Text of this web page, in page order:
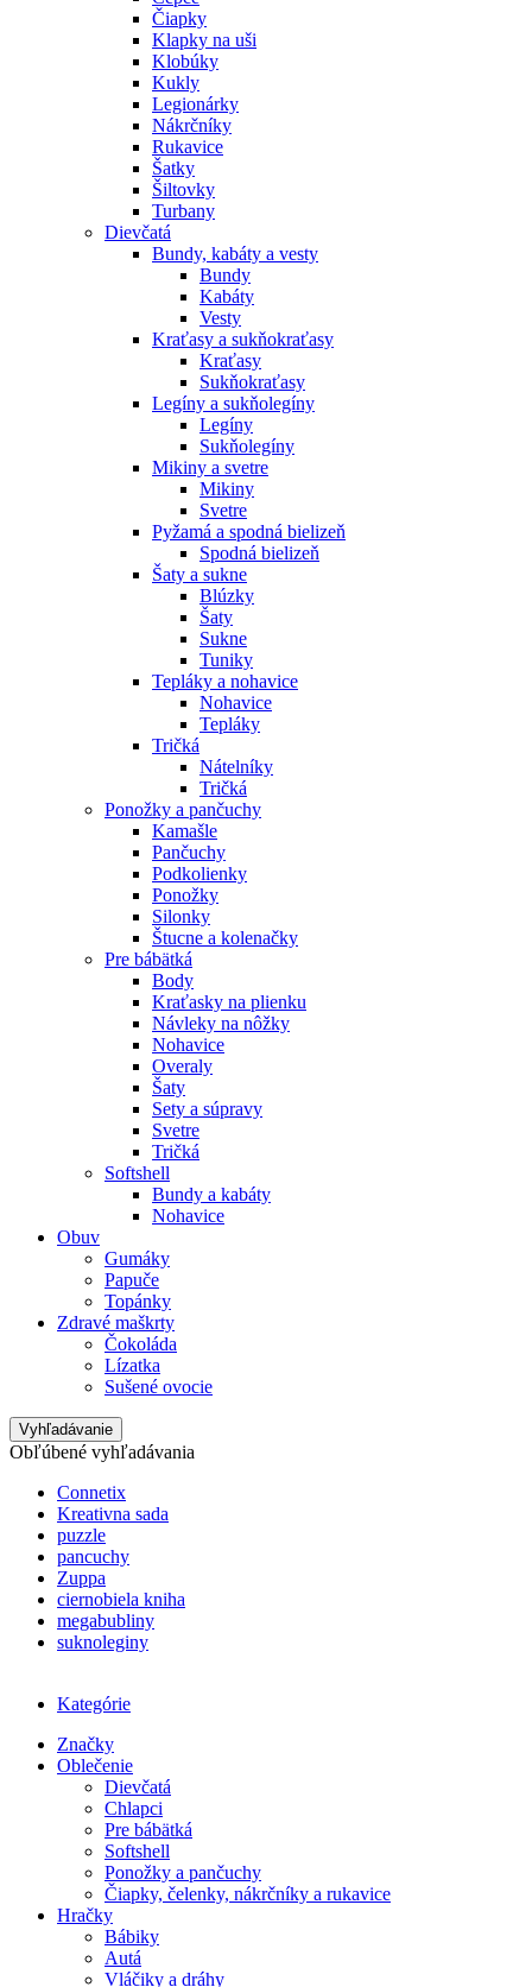
Čiapky
Klapky na uši
Klobúky
Kukly
Legionárky
Nákrčníky
Rukavice
Šatky
Šiltovky
Turbany
Dievčatá
Bundy, kabáty a vesty
Bundy
Kabáty
Vesty
Kraťasy a sukňokraťasy
Kraťasy
Sukňokraťasy
Legíny a sukňolegíny
Legíny
Sukňolegíny
Mikiny a svetre
Mikiny
Svetre
Pyžamá a spodná bielizeň
Spodná bielizeň
Šaty a sukne
Blúzky
Šaty
Sukne
Tuniky
Tepláky a nohavice
Nohavice
Tepláky
Tričká
Nátelníky
Tričká
Ponožky a pančuchy
Kamašle
Pančuchy
Podkolienky
Ponožky
Silonky
Štucne a kolenačky
Pre bábätká
Body
Kraťasky na plienku
Návleky na nôžky
Nohavice
Overaly
Šaty
Sety a súpravy
Svetre
Tričká
Softshell
Bundy a kabáty
Nohavice
Obuv
Gumáky
Papuče
Topánky
Zdravé maškrty
Čokoláda
Lízatka
Sušené ovocie
Vyhľadávanie
Obľúbené vyhľadávania
Connetix
Kreativna sada
puzzle
pancuchy
Zuppa
ciernobiela kniha
megabubliny
suknoleginy
Kategórie
Značky
Oblečenie
Dievčatá
Chlapci
Pre bábätká
Softshell
Ponožky a pančuchy
Čiapky, čelenky, nákrčníky a rukavice
Hračky
Bábiky
Autá
Vláčiky a dráhy